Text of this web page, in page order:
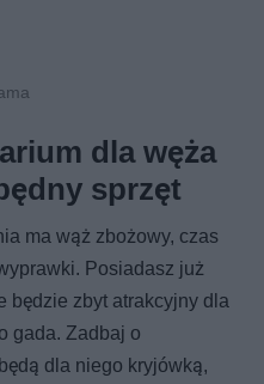
dla węża
sprzęt
ma wąż zbożowy, czas
Posiadasz już
będzie zbyt atrakcyjny dla
gada. Zadbaj o
dla niego kryjówką,